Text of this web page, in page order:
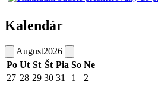
Kalendár
August2026
Po Ut St Št Pia So Ne
27 28 29 30 31 1
2